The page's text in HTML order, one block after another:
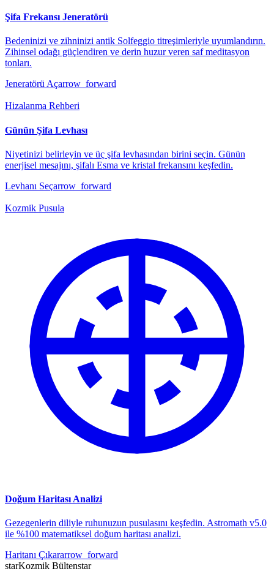
Şifa Frekansı Jeneratörü
Bedeninizi ve zihninizi antik Solfeggio titreşimleriyle uyumlandırın.
Zihinsel odağı güçlendiren ve derin huzur veren saf meditasyon
tonları.
Jeneratörü Açarrow_forward
Hizalanma Rehberi
Günün Şifa Levhası
Niyetinizi belirleyin ve üç şifa levhasından birini seçin. Günün
enerjisel mesajını, şifalı Esma ve kristal frekansını keşfedin.
Levhanı Seçarrow_forward
Kozmik Pusula
Doğum Haritası Analizi
Gezegenlerin diliyle ruhunuzun pusulasını keşfedin. Astromath v5.0
ile %100 matematiksel doğum haritası analizi.
Haritanı Çıkararrow_forward
starKozmik Bültenstar